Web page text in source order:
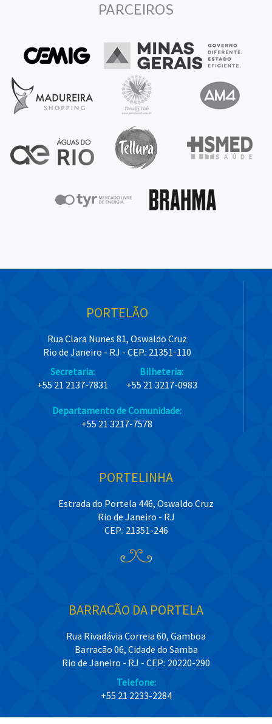
PARCEIROS
PORTELÃO
Rua Clara Nunes 81, Oswaldo Cruz
Rio de Janeiro - RJ - CEP.: 21351-110
Secretaria:
+55 21 2137-7831
Bilheteria:
+55 21 3217-0983
Departamento de Comunidade:
+55 21 3217-7578
PORTELINHA
Estrada do Portela 446, Oswaldo Cruz
Rio de Janeiro - RJ
CEP.: 21351-246
BARRACÃO DA PORTELA
Rua Rivadávia Correia 60, Gamboa
Barracão 06, Cidade do Samba
Rio de Janeiro - RJ - CEP.: 20220-290
Telefone:
+55 21 2233-2284